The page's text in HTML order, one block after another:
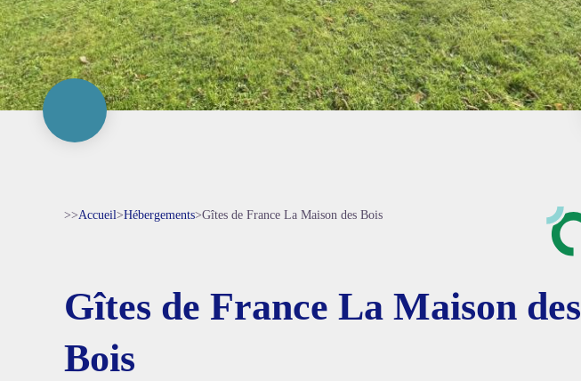
>>Accueil>Hébergements>Gîtes de France La Maison des Bois
Gîtes de France La Maison des
Bois